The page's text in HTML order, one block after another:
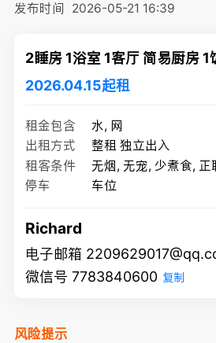
发布时间 2026-05-21 16:39
2睡房 1浴室 1客厅 简易厨房 1
2026.04.15起租
租金包含
水, 网
出租方式
整租 独立出入
租客条件
无烟, 无宠, 少煮食, 正
停车
车位
Richard
电子邮箱
微信号 7783840600 复制
风险提示